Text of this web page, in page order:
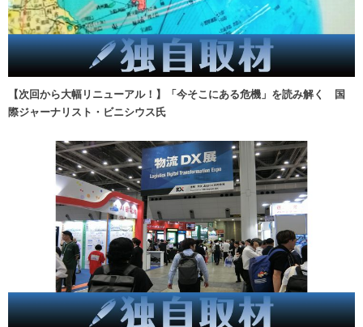
【次回から大幅リニューアル！】「今そこにある危機」を読み解く 国
際ジャーナリスト・ビニシウス氏